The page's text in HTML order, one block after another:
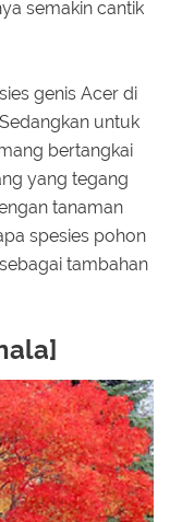
semakin cantik
genis Acer di
untuk
bertangkai
yang tegang
tanaman
spesies pohon
tambahan